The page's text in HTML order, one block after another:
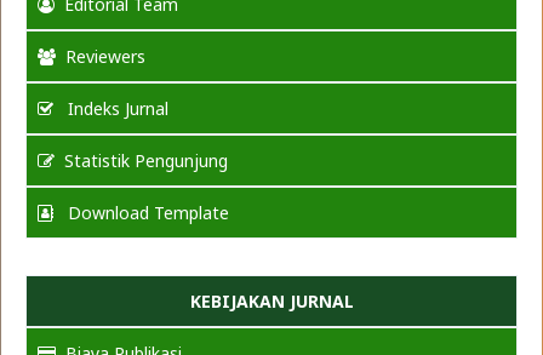
Reviewers
Indeks Jurnal
Statistik Pengunjung
Download Template
KEBIJAKAN JURNAL